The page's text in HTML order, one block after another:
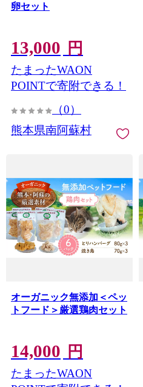
卵セット
13,000 円
たまったWAON
POINTで寄附できる！
（0）
熊本県南阿蘇村
オーガニック無添加＜ペッ
トフード＞厳選鶏肉セット
14,000 円
たまったWAON